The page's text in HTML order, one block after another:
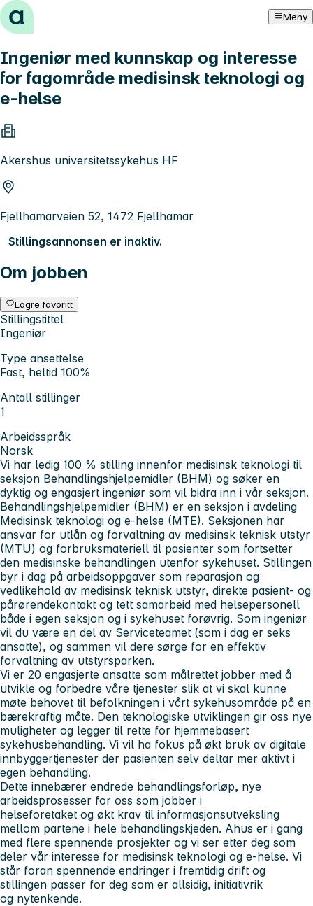
Hopp til innhold Meny
Ingeniør med kunnskap og interesse
for fagområde medisinsk teknologi og
e-helse
Akershus universitetssykehus HF
Fjellhamarveien 52, 1472 Fjellhamar
Stillingsannonsen er inaktiv.
Om jobben
Lagre favoritt
Stillingstittel
Ingeniør
Type ansettelse
Fast, heltid 100%
Antall stillinger
1
Arbeidsspråk
Norsk
Vi har ledig 100 % stilling innenfor medisinsk teknologi til
seksjon Behandlingshjelpemidler (BHM) og søker en
dyktig og engasjert ingeniør som vil bidra inn i vår seksjon.
Behandlingshjelpemidler (BHM) er en seksjon i avdeling
Medisinsk teknologi og e-helse (MTE). Seksjonen har
ansvar for utlån og forvaltning av medisinsk teknisk utstyr
(MTU) og forbruksmateriell til pasienter som fortsetter
den medisinske behandlingen utenfor sykehuset. Stillingen
byr i dag på arbeidsoppgaver som reparasjon og
vedlikehold av medisinsk teknisk utstyr, direkte pasient- og
pårørendekontakt og tett samarbeid med helsepersonell
både i egen seksjon og i sykehuset forøvrig. Som ingeniør
vil du være en del av Serviceteamet (som i dag er seks
ansatte), og sammen vil dere sørge for en effektiv
forvaltning av utstyrsparken.
Vi er 20 engasjerte ansatte som målrettet jobber med å
utvikle og forbedre våre tjenester slik at vi skal kunne
møte behovet til befolkningen i vårt sykehusområde på en
bærekraftig måte. Den teknologiske utviklingen gir oss nye
muligheter og legger til rette for hjemmebasert
sykehusbehandling. Vi vil ha fokus på økt bruk av digitale
innbyggertjenester der pasienten selv deltar mer aktivt i
egen behandling.
Dette innebærer endrede behandlingsforløp, nye
arbeidsprosesser for oss som jobber i
helseforetaket og økt krav til informasjonsutveksling
mellom partene i hele behandlingskjeden. Ahus er i gang
med flere spennende prosjekter og vi ser etter deg som
deler vår interesse for medisinsk teknologi og e-helse. Vi
står foran spennende endringer i fremtidig drift og
stillingen passer for deg som er allsidig, initiativrik
og nytenkende.